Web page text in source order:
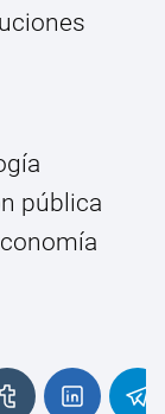
pública